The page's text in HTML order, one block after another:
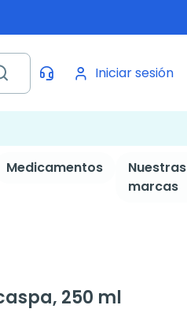
Iniciar sesión
Medicamentos
Nuestras
marcas
250 ml